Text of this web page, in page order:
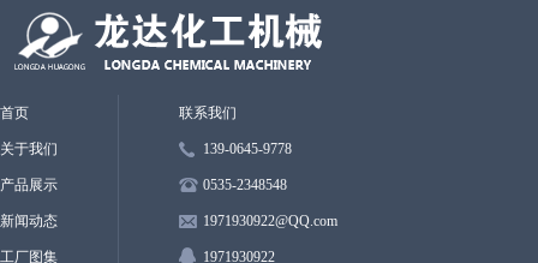
首页
关于我们
产品展示
新闻动态
工厂图集
联系我们
139-0645-9778
0535-2348548
1971930922@QQ.com
1971930922